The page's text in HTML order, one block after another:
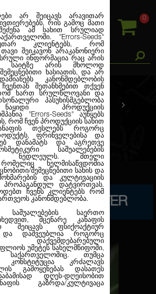
0
არ შეიცავს არავითარ
რის გამოც მათი
ამ სახით სრულიად
"Errors-Seeds"
კლიენტებს, რომ
შეიკავონ არაკანონიერი
სრული ინფორმაცია რაც არის
საიტზე არის მხოლოდ
ხასიათის, და არ
კანონმდებლობის
შეთანხმებით თქვენ
ხართ სრულწლოვანი და
პასუხისმგებლობა
პროდუქციის
"Errors-Seeds" აუწყებს
რომ ჩვენ პროდუქციის სახით
თესლებს როგორც
ფრინველებისა და
დანამატს და აგრეთვე
საშუალებების
ნედლეულს. მთელი
ხელმისაწვდომია
შემეცნებითი სახის და
და კულტივაციის
დატვირთვას.
ჩვენს კლიენტებს რომ
კანონმდებლობა.
საშუალებების საერთო
მცენარე კანაფის
ფსიქოაქტიურ
და დაშვეუბლია როგორც
დაქვემდებარებული
უმეტეს სახელმწიფოში,
თუმცა
კონსტიტუცია კრძალავს
გამოყენებას დასათეს
დღეს-დღეისობით
გაზრდა/კულტივაცა
ფემინიზირებული
FEMINISED SILVER